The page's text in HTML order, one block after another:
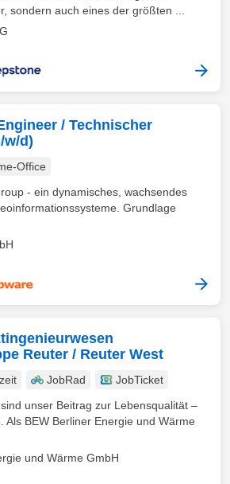
sondern auch eines der größten ...
/ Technischer
w/d)
Office
- ein dynamisches, wachsendes
Grundlage
Reuter / Reuter West
JobRad
JobTicket
unser Beitrag zur Lebensqualität –
Als BEW Berliner Energie und Wärme
und Wärme GmbH